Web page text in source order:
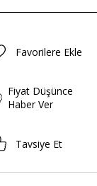
Favorilere Ekle
Fiyat Düşünce
Haber Ver
Tavsiye Et